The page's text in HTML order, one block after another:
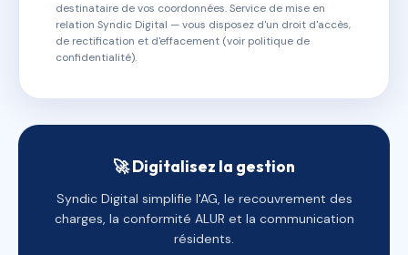
destinataire de vos coordonnées. Service de mise en
relation Syndic Digital — vous disposez d'un droit d'accès,
de rectification et d'effacement (voir politique de
confidentialité).
🚀 Digitalisez la gestion
Syndic Digital simplifie l'AG, le recouvrement des
charges, la conformité ALUR et la communication
résidents.